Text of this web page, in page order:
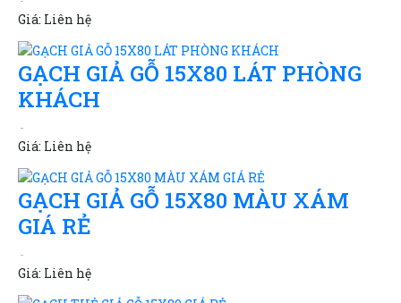
Giá: Liên hệ
GẠCH GIẢ GỖ 15X80 LÁT PHÒNG
KHÁCH
Giá: Liên hệ
GẠCH GIẢ GỖ 15X80 MÀU XÁM
GIÁ RẺ
Giá: Liên hệ